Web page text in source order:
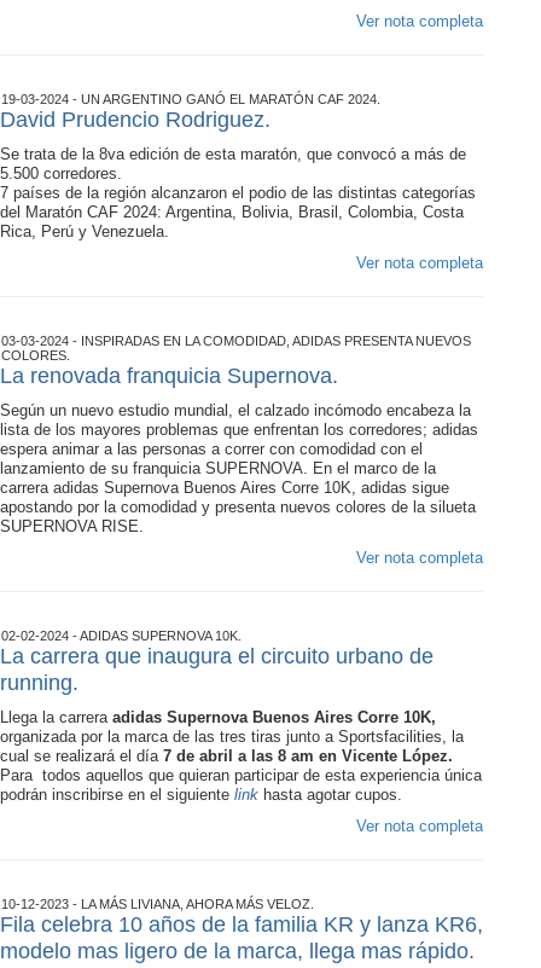
Ver nota completa
19-03-2024 - UN ARGENTINO GANÓ EL MARATÓN CAF 2024.
David Prudencio Rodriguez.
Se trata de la 8va edición de esta maratón, que convocó a más de
5.500 corredores.
7 países de la región alcanzaron el podio de las distintas categorías
del Maratón CAF 2024: Argentina, Bolivia, Brasil, Colombia, Costa
Rica, Perú y Venezuela.
Ver nota completa
03-03-2024 - INSPIRADAS EN LA COMODIDAD, ADIDAS PRESENTA NUEVOS
COLORES.
La renovada franquicia Supernova.
Según un nuevo estudio mundial, el calzado incómodo encabeza la
lista de los mayores problemas que enfrentan los corredores; adidas
espera animar a las personas a correr con comodidad con el
lanzamiento de su franquicia SUPERNOVA. En el marco de la
carrera adidas Supernova Buenos Aires Corre 10K, adidas sigue
apostando por la comodidad y presenta nuevos colores de la silueta
SUPERNOVA RISE.
Ver nota completa
02-02-2024 - ADIDAS SUPERNOVA 10K.
La carrera que inaugura el circuito urbano de
running.
Llega la carrera adidas Supernova Buenos Aires Corre 10K,
organizada por la marca de las tres tiras junto a Sportsfacilities, la
cual se realizará el día7 de abril a las 8 am en Vicente López.
Para todos aquellos que quieran participar de esta experiencia única
podrán inscribirse en el siguiente link hasta agotar cupos.
Ver nota completa
10-12-2023 - LA MÁS LIVIANA, AHORA MÁS VELOZ.
Fila celebra 10 años de la familia KR y lanza KR6,
modelo mas ligero de la marca, llega mas rápido.